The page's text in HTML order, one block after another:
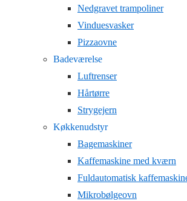
Nedgravet trampoliner
Vinduesvasker
Pizzaovne
Badeværelse
Luftrenser
Hårtørre
Strygejern
Køkkenudstyr
Bagemaskiner
Kaffemaskine med kværn
Fuldautomatisk
Mikrobølgeovn